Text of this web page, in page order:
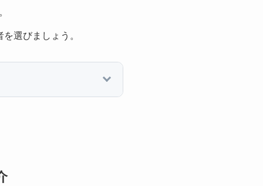
選びましょう。